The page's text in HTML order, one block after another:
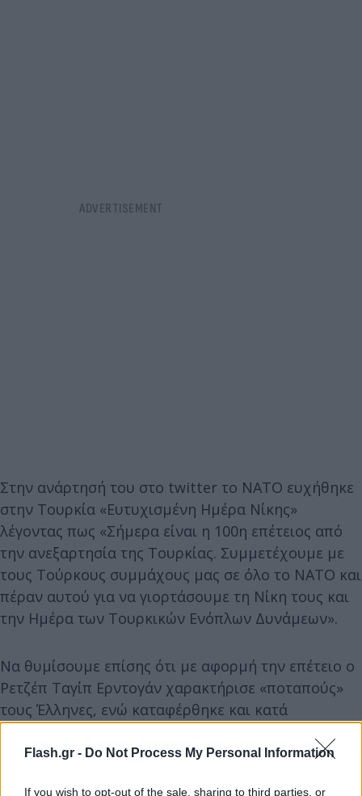
Flash.gr - Do Not Process My Personal Information
If you wish to opt-out of the sale, sharing to third parties, or
Στην ανάρτησή του στο twitter το ΝΑΤΟ ευχήθηκε
στην Τουρκία «Ευτυχισμένη Ημέρα Νίκης»
λέγοντας πως «Σήμερα είναι η 100η επέτειος από
την ανεξαρτησία της Τουρκίας. Συμμετέχουμε με
τους Τούρκους συμμάχους μας σε όλο το ΝΑΤΟ και
πέραν αυτού για να γιορτάσουμε τη Νίκη τους και
την Ημέρα των Τουρκικών Ενόπλων Δυνάμεων».
Να θυμίσουμε επίσης ότι με αφορμή την επέτειο ο
Ρετζέπ Ταγίπ Ερντογάν χαρακτήρισε «ποταπούς»
τους Έλληνες, ενώ καταφέρθηκε και κατά
«κάποιων» συμμάχων, επικρίνοντας «τις εχθρικές
συμπεριφορές εναντίον της Τουρκίας και την